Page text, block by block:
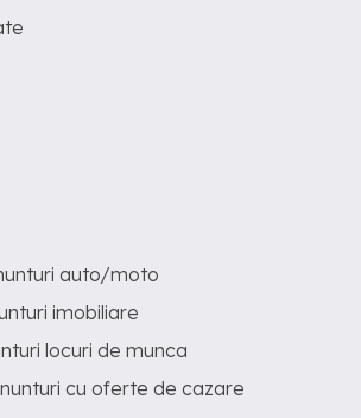
auto/moto
imobiliare
locuri de munca
cu oferte de cazare